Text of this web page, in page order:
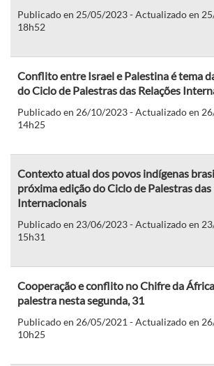
Publicado en 25/05/2023 - Actualizado en
18h52
Conflito entre Israel e Palestina é tema
do Ciclo de Palestras das Relações
Publicado en 26/10/2023 - Actualizado en
14h25
Contexto atual dos povos indígenas
próxima edição do Ciclo de Palestras das
Internacionais
Publicado en 23/06/2023 - Actualizado en
15h31
Cooperação e conflito no Chifre da
palestra nesta segunda, 31
Publicado en 26/05/2021 - Actualizado en
10h25